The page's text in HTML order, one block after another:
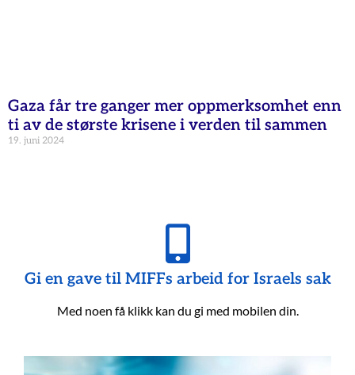
Gaza får tre ganger mer oppmerksomhet enn
ti av de største krisene i verden til sammen
19. juni 2024
Gi en gave til MIFFs arbeid for Israels sak
Med noen få klikk kan du gi med mobilen din.